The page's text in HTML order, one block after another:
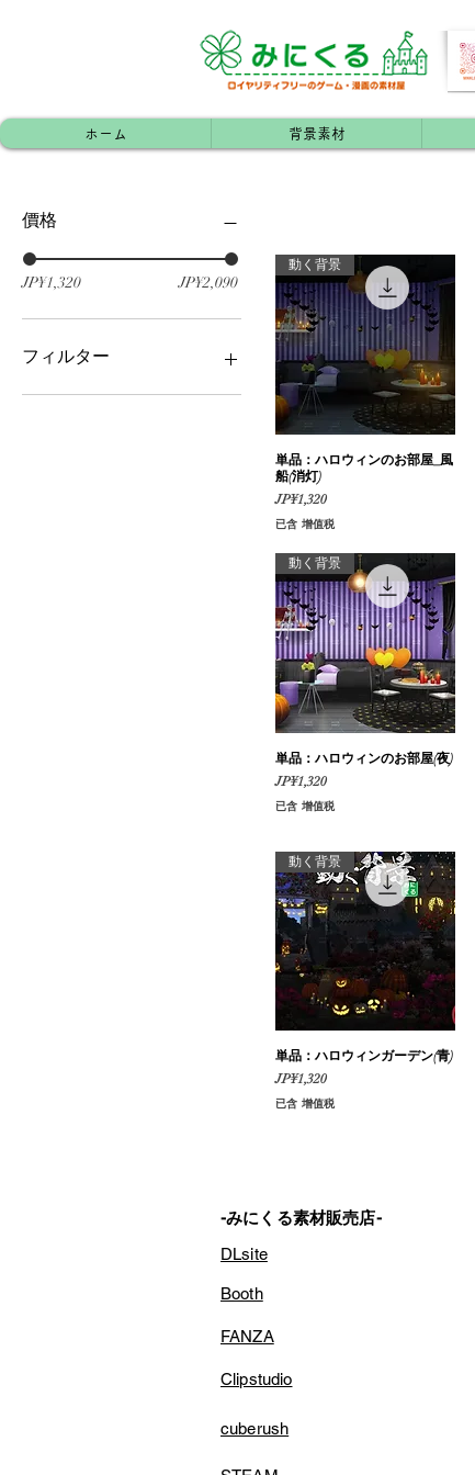
ホーム 背景素材
價格
JP¥1,320 JP¥2,090
フィルター
ファンタジー
快速瀏覽
動く背景
単品：ハロウィンのお部屋_風
船(消灯)
價格
JP¥1,320
已含 增值税
快速瀏覽
動く背景
単品：ハロウィンのお部屋(夜)
價格
JP¥1,320
已含 增值税
快速瀏覽
動く背景
単品：ハロウィンガーデン(青)
價格
JP¥1,320
已含 增值税
-みにくる素材販売店-
DLsite
Booth
FANZA
Clipstudio
cuberush